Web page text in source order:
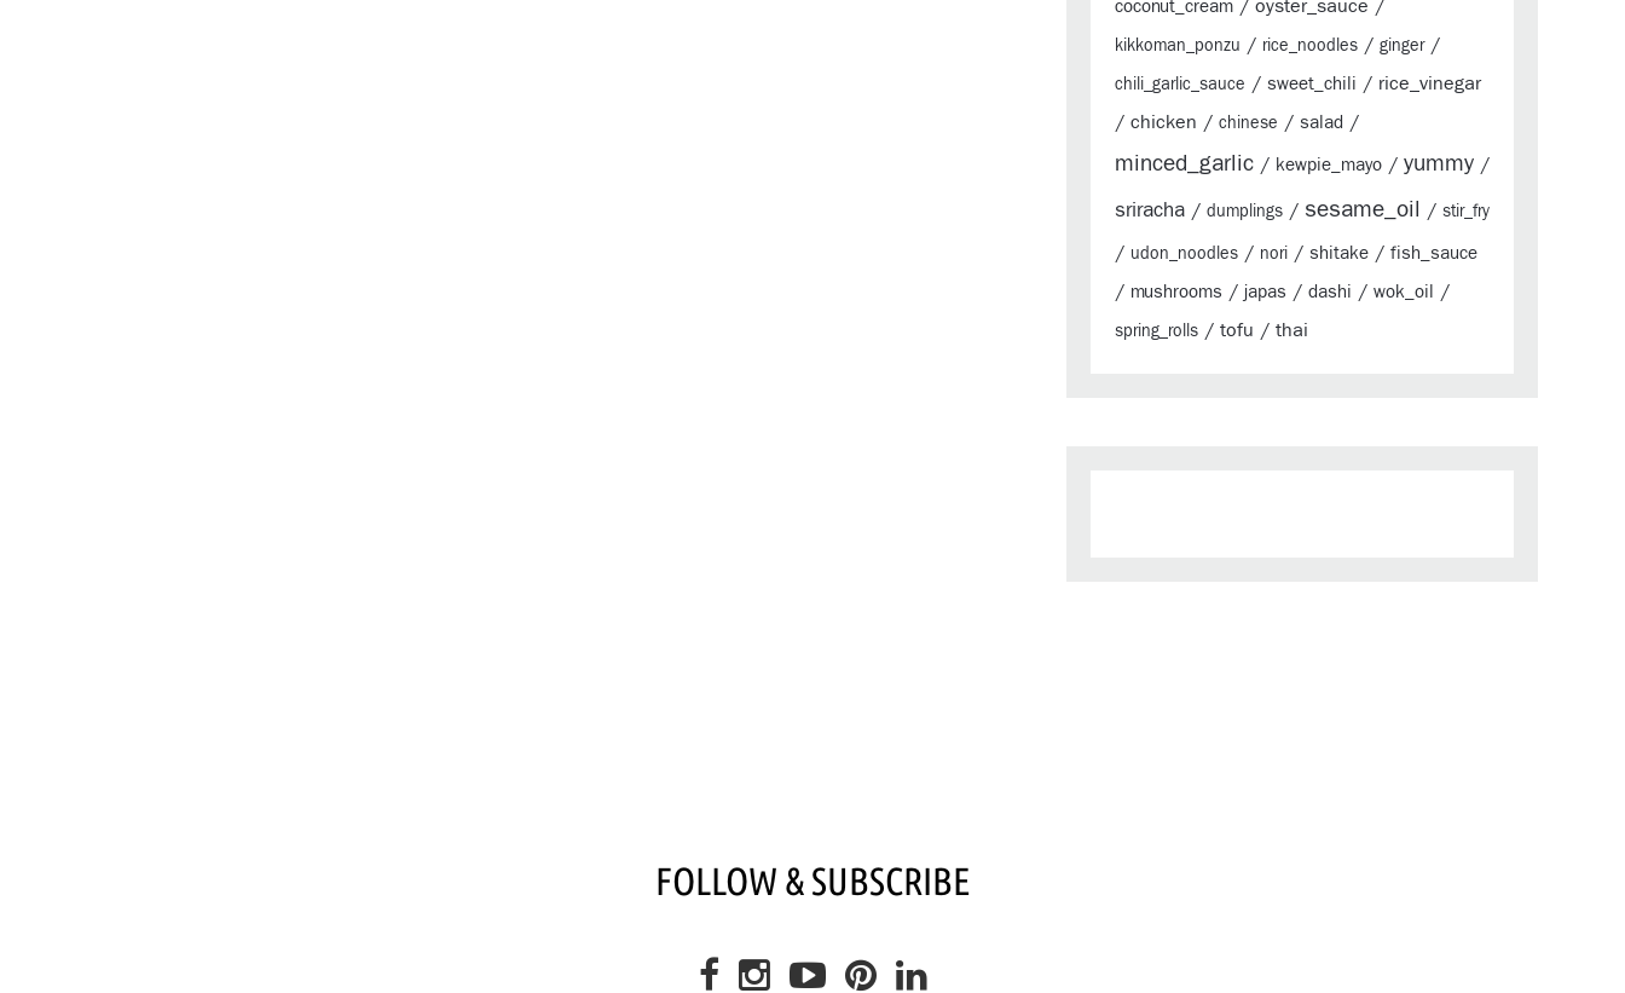
coconut_cream / oyster_sauce /
kikkoman_ponzu / rice_noodles / ginger/
chili_garlic_sauce / sweet_chili / rice_vinegar
/ chicken / chinese / salad /
minced_garlic / kewpie_mayo / yummy /
sriracha / dumplings / sesame_oil / stir_fry
/ udon_noodles / nori / shitake / fish_sauce
/ mushrooms / japas / dashi / wok_oil /
spring_rolls / tofu / thai
FOLLOW & SUBSCRIBE